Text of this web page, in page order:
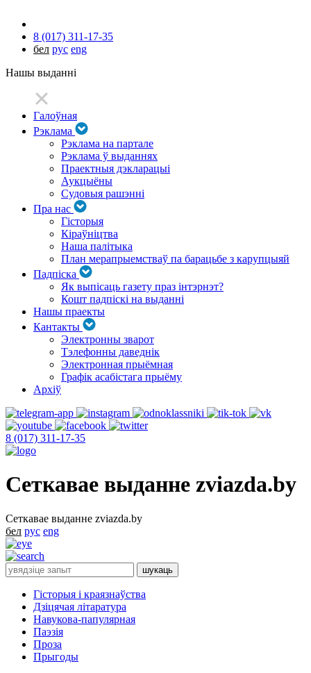
8 (017) 311-17-35
бел рус eng
Нашы выданні
Галоўная
Рэклама
Рэклама на партале
Рэклама ў выданнях
Праектныя дэкларацыі
Аукцыёны
Судовыя рашэнні
Пра нас
Гісторыя
Кіраўніцтва
Наша палітыка
План мерапрыемстваў па барацьбе з карупцыяй
Падпіска
Як выпісаць газету праз інтэрнэт?
Кошт падпіскі на выданні
Нашы праекты
Кантакты
Электронны зварот
Тэлефонны даведнік
Электронная прыёмная
Графік асабістага прыёму
Архіў
8 (017) 311-17-35
Сеткавае выданне zviazda.by
Сеткавае выданне zviazda.by
бел рус eng
Гісторыя і краязнаўства
Дзіцячая літаратура
Навукова-папулярная
Паэзія
Проза
Прыгоды